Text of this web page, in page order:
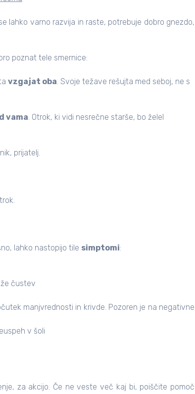
lahko varno razvija in raste, potrebuje dobro gnezdo,
poznat tele smernice:
vzgajat oba. Svoje težave rešujta med seboj, ne s
vama. Otrok, ki vidi nesrečne starše, bo želel
prijatelj.
lahko nastopijo tile simptomi:
čustev
manjvrednosti in krivde. Pozoren je na negativne
v šoli
za akcijo. Če ne veste več kaj bi, poiščite pomoč